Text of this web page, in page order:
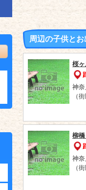
周辺の子供と
桜ヶ
神
（
柳橋
神
（